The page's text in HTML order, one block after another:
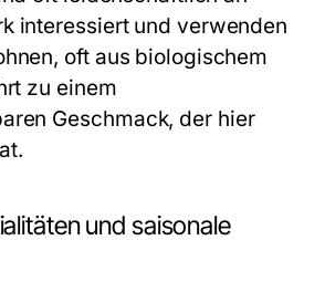
interessiert und verwenden
oft aus biologischem
zu einem
Geschmack, der hier
und saisonale